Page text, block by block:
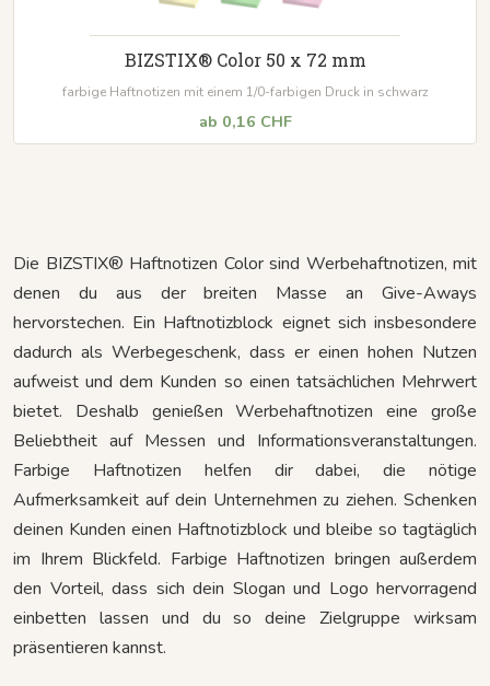
BIZSTIX® Color 50 x 72 mm
farbige Haftnotizen mit einem 1/0-farbigen Druck in schwarz
ab 0,16 CHF
Die BIZSTIX® Haftnotizen Color sind Werbehaftnotizen, mit
denen du aus der breiten Masse an Give-Aways
hervorstechen. Ein Haftnotizblock eignet sich insbesondere
dadurch als Werbegeschenk, dass er einen hohen Nutzen
aufweist und dem Kunden so einen tatsächlichen Mehrwert
bietet. Deshalb genießen Werbehaftnotizen eine große
Beliebtheit auf Messen und Informationsveranstaltungen.
Farbige Haftnotizen helfen dir dabei, die nötige
Aufmerksamkeit auf dein Unternehmen zu ziehen. Schenken
deinen Kunden einen Haftnotizblock und bleibe so tagtäglich
im Ihrem Blickfeld. Farbige Haftnotizen bringen außerdem
den Vorteil, dass sich dein Slogan und Logo hervorragend
einbetten lassen und du so deine Zielgruppe wirksam
präsentieren kannst.